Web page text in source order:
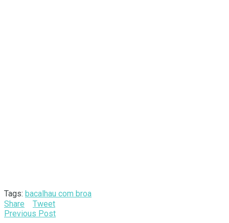
Tags: bacalhau com broa
Share
Tweet
Previous Post